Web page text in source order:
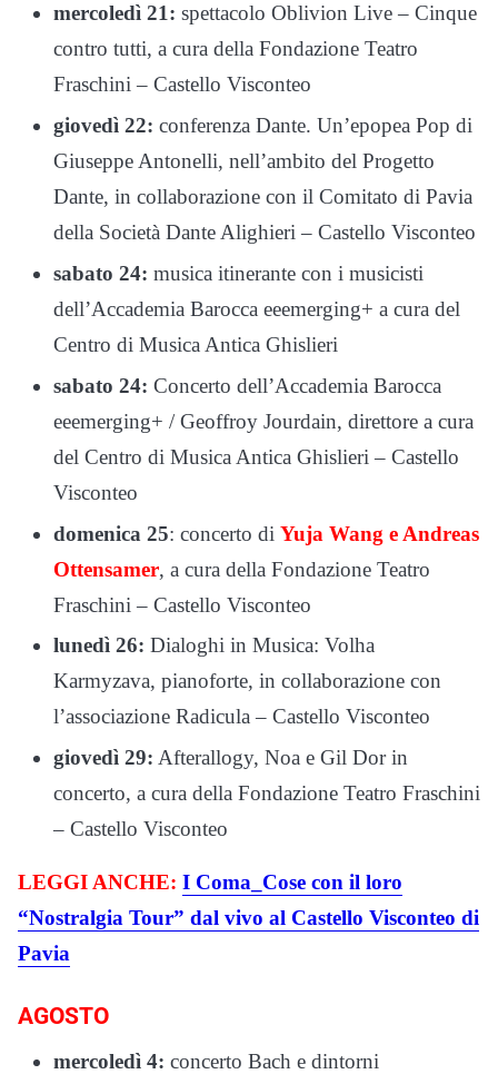
mercoledì 21: spettacolo Oblivion Live – Cinque
contro tutti, a cura della Fondazione Teatro
Fraschini – Castello Visconteo
giovedì 22: conferenza Dante. Un’epopea Pop di
Giuseppe Antonelli, nell’ambito del Progetto
Dante, in collaborazione con il Comitato di Pavia
della Società Dante Alighieri – Castello Visconteo
sabato 24: musica itinerante con i musicisti
dell’Accademia Barocca eeemerging+ a cura del
Centro di Musica Antica Ghislieri
sabato 24: Concerto dell’Accademia Barocca
eeemerging+ / Geoffroy Jourdain, direttore a cura
del Centro di Musica Antica Ghislieri – Castello
Visconteo
domenica 25: concerto di Yuja Wang e Andreas
Ottensamer, a cura della Fondazione Teatro
Fraschini – Castello Visconteo
lunedì 26: Dialoghi in Musica: Volha
Karmyzava, pianoforte, in collaborazione con
l’associazione Radicula – Castello Visconteo
giovedì 29: Afterallogy, Noa e Gil Dor in
concerto, a cura della Fondazione Teatro Fraschini
– Castello Visconteo
LEGGI ANCHE: I Coma_Cose con il loro
“Nostralgia Tour” dal vivo al Castello Visconteo di
Pavia
AGOSTO
mercoledì 4: concerto Bach e dintorni